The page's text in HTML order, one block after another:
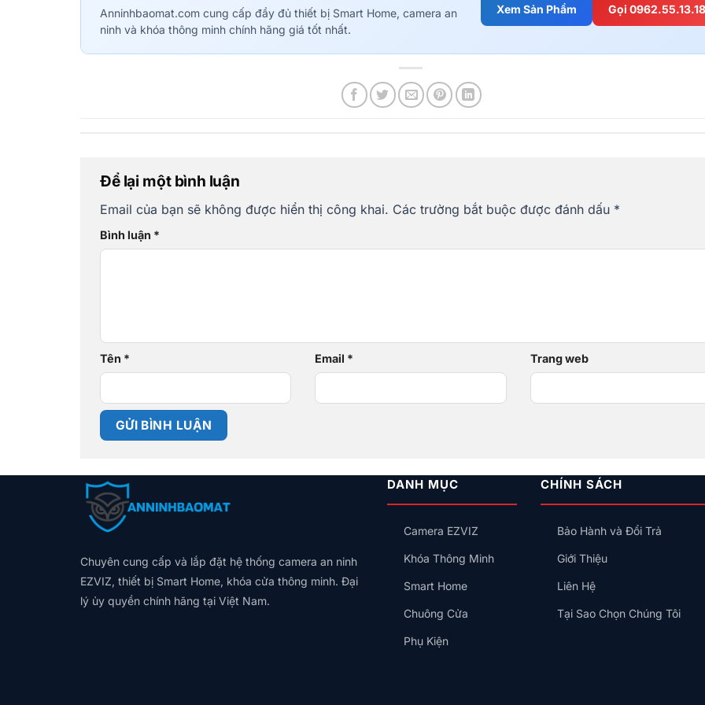
Anninhbaomat.com cung cấp đầy đủ thiết bị Smart Home, camera an
ninh và khóa thông minh chính hãng giá tốt nhất.
Xem Sản Phẩm Gọi 0962.55.13.18
Để lại một bình luận
Email của bạn sẽ không được hiển thị công khai. Các trường bắt buộc được đánh dấu *
Bình luận *
Tên * Email * Trang web
Chuyên cung cấp và lắp đặt hệ thống camera an ninh
EZVIZ, thiết bị Smart Home, khóa cửa thông minh. Đại
lý ủy quyền chính hãng tại Việt Nam.
DANH MỤC
Camera EZVIZ
Khóa Thông Minh
Smart Home
Chuông Cửa
Phụ Kiện
CHÍNH SÁCH
Bảo Hành và Đổi Trả
Giới Thiệu
Liên Hệ
Tại Sao Chọn Chúng Tôi